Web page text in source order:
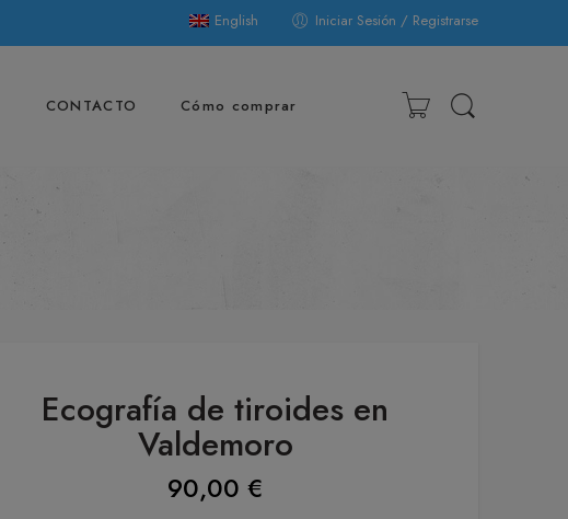
English Iniciar Sesión / Registrarse
CONTACTO Cómo comprar
Ecografía de tiroides en
Valdemoro
90,00€